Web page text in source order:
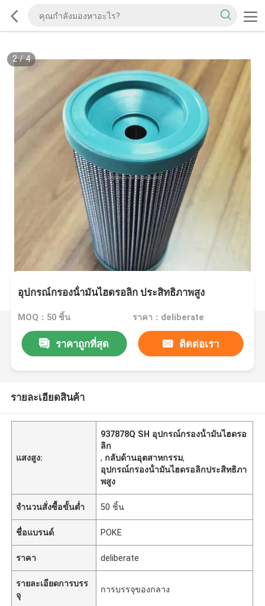
2/4
อุปกรณ์กรองน้ํามันไฮดรอลิก ประสิทธิภาพสูง
MOQ：50 ชิ้น ราคา：deliberate
ราคาถูกที่สุด ติดต่อเรา
รายละเอียดสินค้า
แสงสูง:
937878Q SH อุปกรณ์กรองน้ํามันไฮดรอ
ลิก
, กลับด้านอุตสาหกรรม,
อุปกรณ์กรองน้ํามันไฮดรอลิกประสิทธิภา
พสูง
จำนวนสั่งซื้อขั้นต่ำ 50 ชิ้น
ชื่อแบรนด์ POKE
ราคา deliberate
รายละเอียดการบรร
จุ
การบรรจุของกลาง